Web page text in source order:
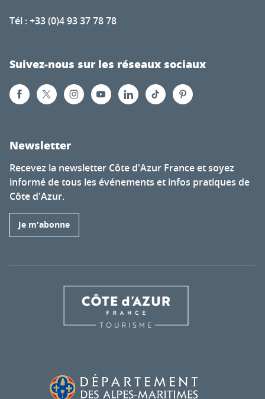
Tél : +33 (0)4 93 37 78 78
Suivez-nous sur les réseaux sociaux
Newsletter
Recevez la newsletter Côte d'Azur France et soyez
informé de tous les événements et infos pratiques de
Côte d'Azur.
Je m'abonne